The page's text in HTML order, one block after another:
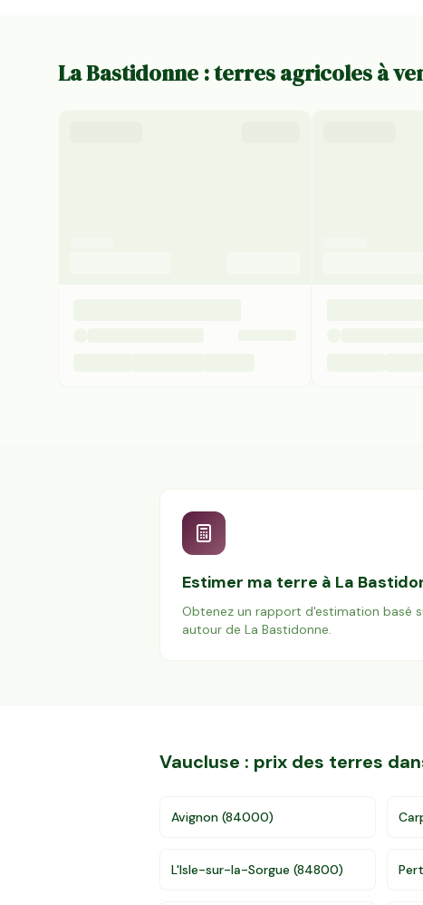
La Bastidonne : terres agricoles à
Estimer ma terre à La
Obtenez un rapport d'estimation basé
autour de La Bastidonne.
Vaucluse : prix des terres
Avignon (84000)
L'Isle-sur-la-Sorgue (84800)